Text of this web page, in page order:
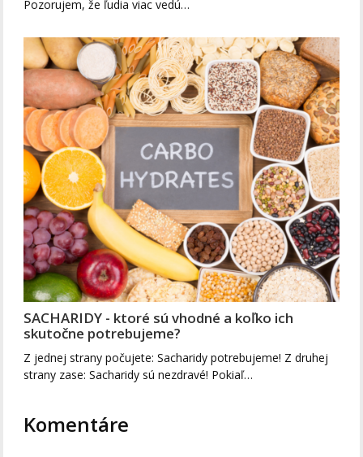
Pozorujem, že ľudia viac vedú…
SACHARIDY - ktoré sú vhodné a koľko ich
skutočne potrebujeme?
Z jednej strany počujete: Sacharidy potrebujeme! Z druhej
strany zase: Sacharidy sú nezdravé! Pokiaľ…
Komentáre